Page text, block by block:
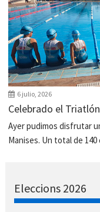
6 julio, 2026
Celebrado el
Ayer pudimos disfrutar
Manises. Un total de
Eleccions 2026